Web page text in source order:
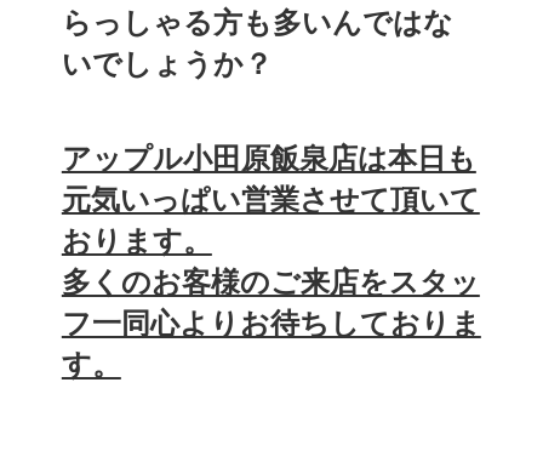
らっしゃる方も多いんではな
いでしょうか？
アップル小田原飯泉店は本日も
元気いっぱい営業させて頂いて
おります。
多くのお客様のご来店をスタッ
フ一同心よりお待ちしておりま
す。